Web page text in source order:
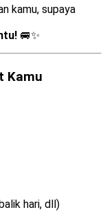
kamu, supaya
🚐✨
Kamu
hari, dll)